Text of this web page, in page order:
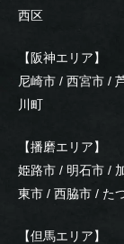
西区
【阪神エリア】
尼崎市 / 西宮市 /
川町
【播磨エリア】
姫路市 / 明石市 /
東市 / 西脇市 / た
【但馬エリア】